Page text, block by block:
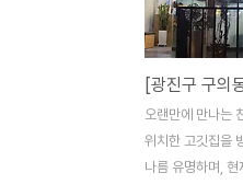
[광진구 구의
오랜만에 만나는
위치한 고깃집을
나름 유명하며, 현